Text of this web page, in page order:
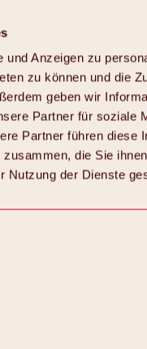
Anzeigen zu
zu können und die
geben wir
Partner für soziale
Partner führen diese
die Sie
Nutzung der Dienste